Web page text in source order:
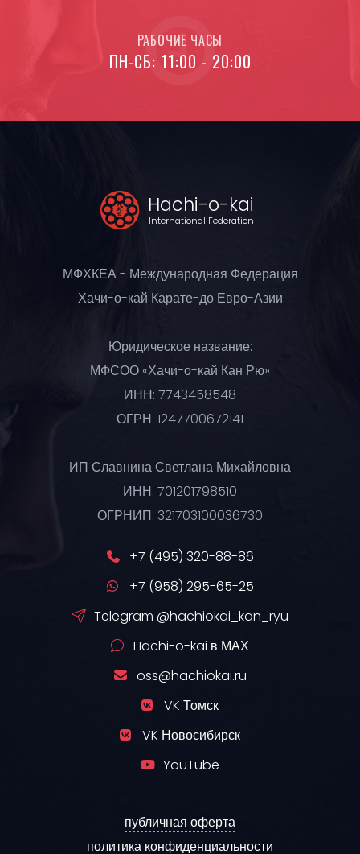
РАБОЧИЕ ЧАСЫ
ПН-СБ: 11:00 - 20:00
Hachi-o-kai
International Federation
МФХКЕА - Международная Федерация
Хачи-о-кай Карате-до Евро-Азии
Юридическое название:
МФСОО «Хачи-о-кай Кан Рю»
ИНН: 7743458548
ОГРН: 1247700672141
ИП Славнина Светлана Михайловна
ИНН: 701201798510
ОГРНИП: 321703100036730
+7 (495) 320-88-86
+7 (958) 295-65-25
Telegram @hachiokai_kan_ryu
Hachi-o-kai в МАХ
oss@hachiokai.ru
VK Томск
VK Новосибирск
YouTube
публичная оферта
политика конфиденциальности